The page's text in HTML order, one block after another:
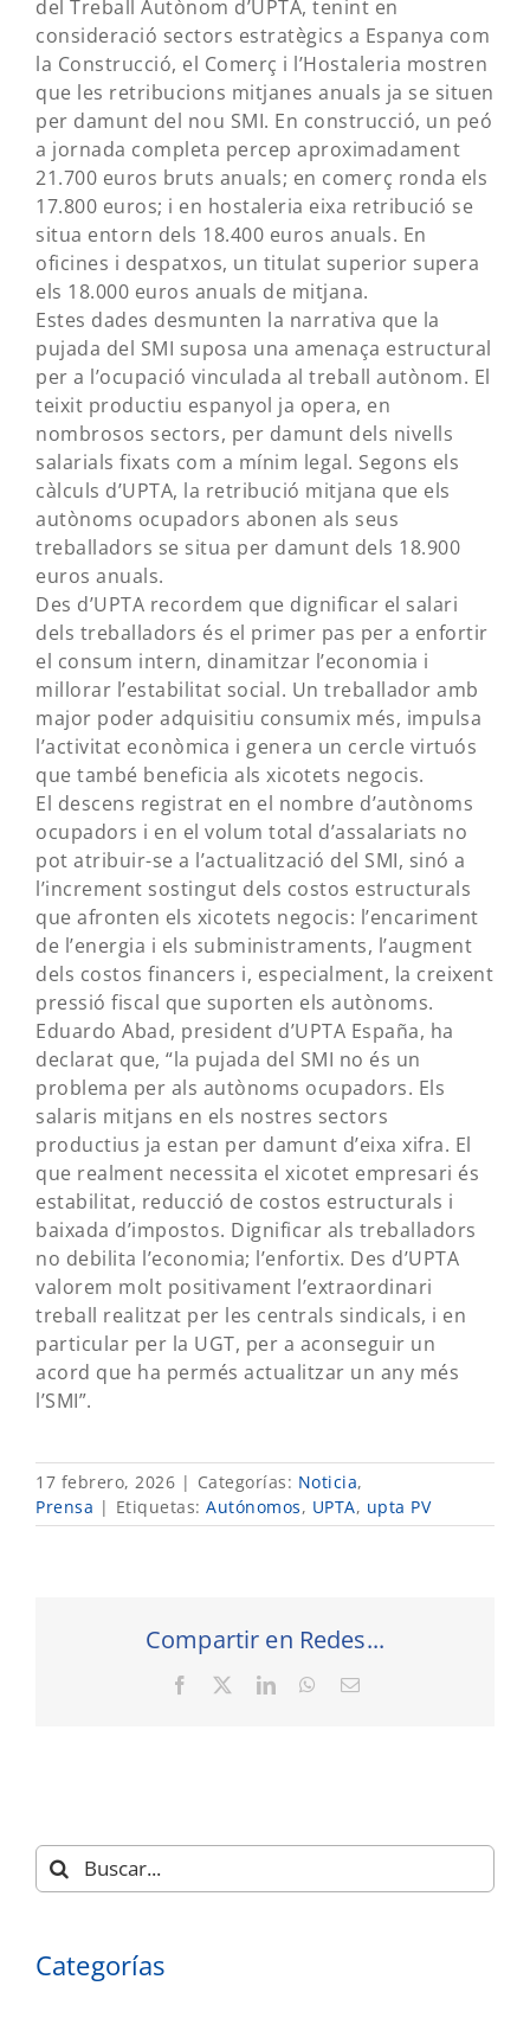
del Treball Autònom d’UPTA, tenint en
consideració sectors estratègics a Espanya com
la Construcció, el Comerç i l’Hostaleria mostren
que les retribucions mitjanes anuals ja se situen
per damunt del nou SMI. En construcció, un peó
a jornada completa percep aproximadament
21.700 euros bruts anuals; en comerç ronda els
17.800 euros; i en hostaleria eixa retribució se
situa entorn dels 18.400 euros anuals. En
oficines i despatxos, un titulat superior supera
els 18.000 euros anuals de mitjana.
Estes dades desmunten la narrativa que la
pujada del SMI suposa una amenaça estructural
per a l’ocupació vinculada al treball autònom. El
teixit productiu espanyol ja opera, en
nombrosos sectors, per damunt dels nivells
salarials fixats com a mínim legal. Segons els
càlculs d’UPTA, la retribució mitjana que els
autònoms ocupadors abonen als seus
treballadors se situa per damunt dels 18.900
euros anuals.
Des d’UPTA recordem que dignificar el salari
dels treballadors és el primer pas per a enfortir
el consum intern, dinamitzar l’economia i
millorar l’estabilitat social. Un treballador amb
major poder adquisitiu consumix més, impulsa
l’activitat econòmica i genera un cercle virtuós
que també beneficia als xicotets negocis.
El descens registrat en el nombre d’autònoms
ocupadors i en el volum total d’assalariats no
pot atribuir-se a l’actualització del SMI, sinó a
l’increment sostingut dels costos estructurals
que afronten els xicotets negocis: l’encariment
de l’energia i els subministraments, l’augment
dels costos financers i, especialment, la creixent
pressió fiscal que suporten els autònoms.
Eduardo Abad, president d’UPTA España, ha
declarat que, “la pujada del SMI no és un
problema per als autònoms ocupadors. Els
salaris mitjans en els nostres sectors
productius ja estan per damunt d’eixa xifra. El
que realment necessita el xicotet empresari és
estabilitat, reducció de costos estructurals i
baixada d’impostos. Dignificar als treballadors
no debilita l’economia; l’enfortix. Des d’UPTA
valorem molt positivament l’extraordinari
treball realitzat per les centrals sindicals, i en
particular per la UGT, per a aconseguir un
acord que ha permés actualitzar un any més
l’SMI”.
17 febrero, 2026 | Categorías: Noticia,
Prensa | Etiquetas: Autónomos, UPTA, upta PV
Compartir en Redes...
Facebook LinkedInWhatsApp
Correo
Buscar:
Categorías